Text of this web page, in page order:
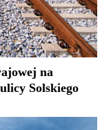
na
Solskiego